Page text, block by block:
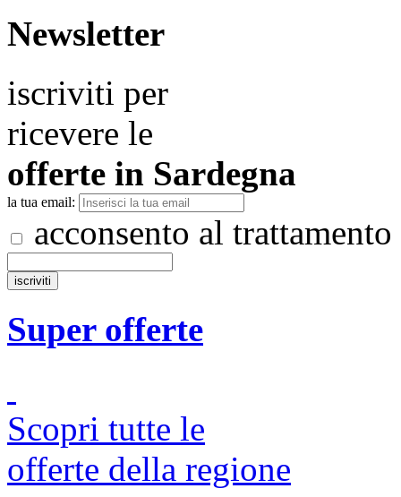
Newsletter
iscriviti per
ricevere le
offerte in Sardegna
la tua email:
acconsento al
Super offerte
Scopri tutte le
offerte della regione